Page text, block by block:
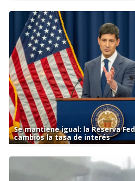
Se mantiene igual: la Reserva
cambios la tasa de interés